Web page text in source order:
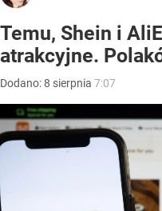
Temu, Shein i
atrakcyjne.
Dodano:8 sierpnia 7:07